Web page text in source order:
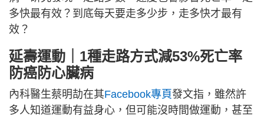
多快最有效？到底每天要走多少步，走多快才最有
效？
延壽運動｜1種走路方式減53%死亡率
防癌防心臟病
內科醫生蔡明劼在其Facebook專頁發文指，雖然許
多人知道運動有益身心，但可能沒時間做運動，甚至